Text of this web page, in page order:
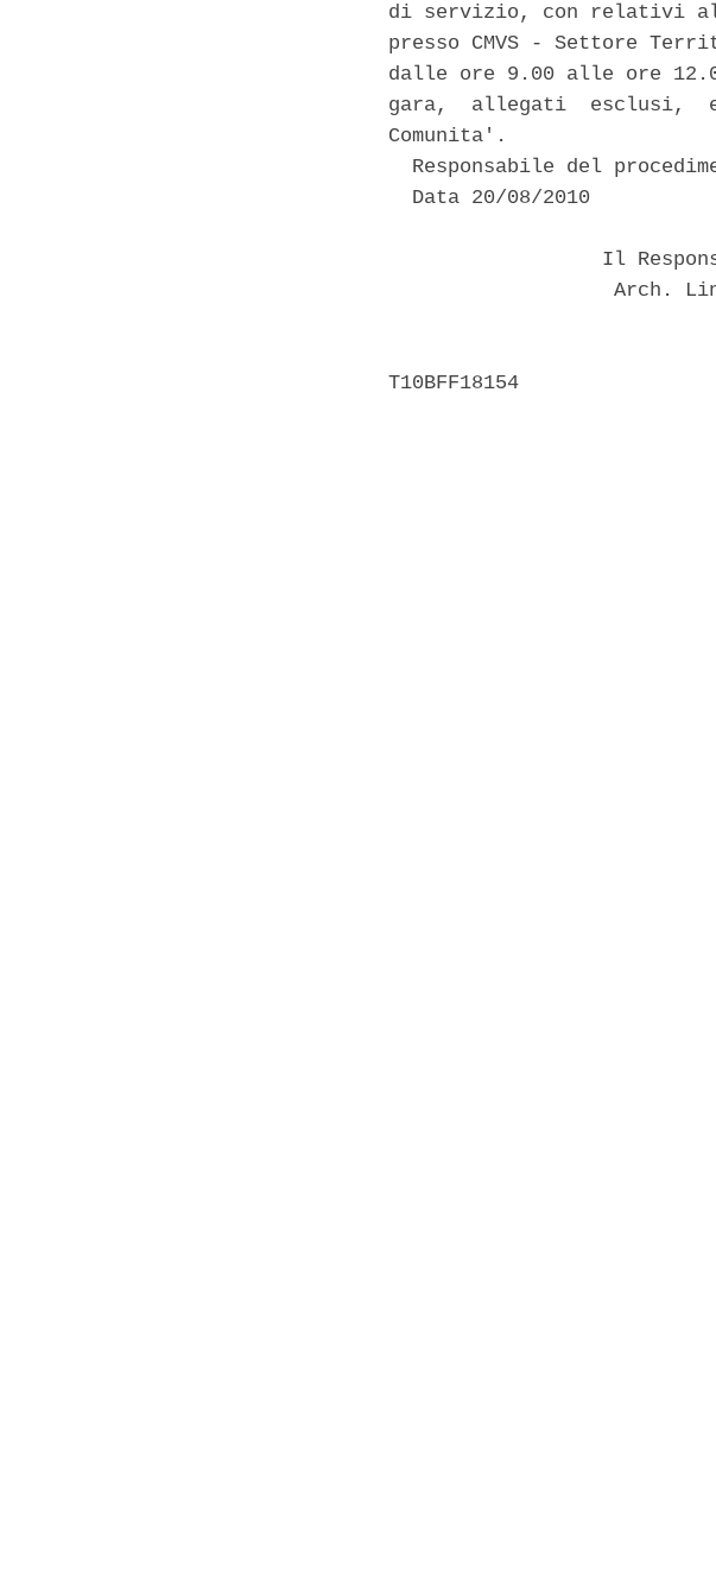
di servizio, con relativi
presso CMVS - Settore
dalle ore 9.00 alle ore
gara,  allegati  esclusi,
Comunita'.
Responsabile del
  Data 20/08/2010
Il
Arch.